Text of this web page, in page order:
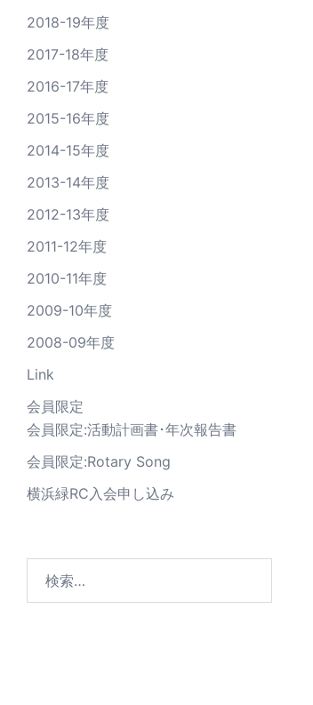
2018-19年度
2017-18年度
2016-17年度
2015-16年度
2014-15年度
2013-14年度
2012-13年度
2011-12年度
2010-11年度
2009-10年度
2008-09年度
Link
会員限定
会員限定:活動計画書･年次報告書
会員限定:Rotary Song
横浜緑RC入会申し込み